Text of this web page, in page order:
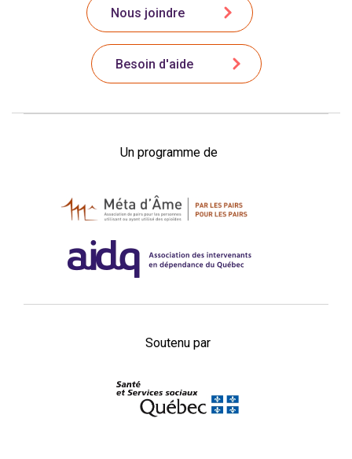
Nous joindre
Besoin d'aide
Un programme de
Soutenu par